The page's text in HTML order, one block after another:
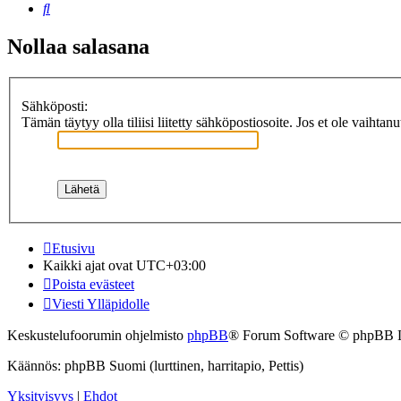
Etsi
Nollaa salasana
Sähköposti:
Tämän täytyy olla tiliisi liitetty sähköpostiosoite. Jos et ole
Etusivu
Kaikki ajat ovat UTC+03:00
Poista evästeet
Viesti Ylläpidolle
Keskustelufoorumin ohjelmisto phpBB® Forum Software © phpBB
Käännös: phpBB Suomi (lurttinen, harritapio, Pettis)
Yksityisyys | Ehdot